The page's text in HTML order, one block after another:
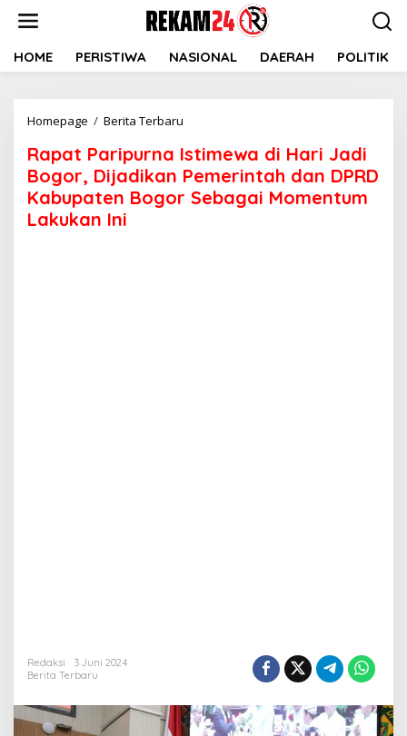
HOME PERISTIWA NASIONAL DAERAH POLITIK
Homepage / Berita Terbaru
Istimewa
di
Hari
Jadi
Rapat Paripurna Istimewa di Hari Jadi
Bogor, Dijadikan Pemerintah dan DPRD
Kabupaten Bogor Sebagai Momentum
Lakukan Ini
Redaksi
3 Juni 2024
Berita Terbaru